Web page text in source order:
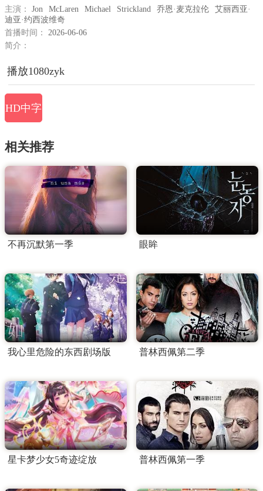
主演： Jon McLaren Michael Strickland 乔恩·麦克拉伦
艾丽西亚·
迪亚·约西波维奇
首播时间：
2026-06-06
简介：
播放1080zyk
HD中字
相关推荐
不再沉默第一季 眼眸
我心里危险的东西剧场版 普林西佩第二季
星卡梦少女5奇迹绽放 普林西佩第一季